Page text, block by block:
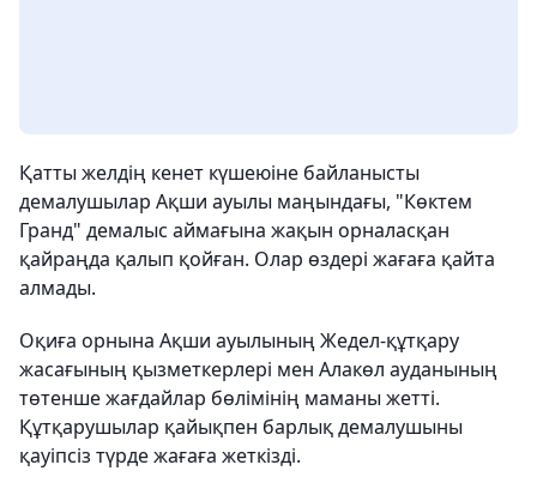
Қатты желдің кенет күшеюіне байланысты
демалушылар Ақши ауылы маңындағы, "Көктем
Гранд" демалыс аймағына жақын орналасқан
қайраңда қалып қойған. Олар өздері жағаға қайта
алмады.
Оқиға орнына Ақши ауылының Жедел-құтқару
жасағының қызметкерлері мен Алакөл ауданының
төтенше жағдайлар бөлімінің маманы жетті.
Құтқарушылар қайықпен барлық демалушыны
қауіпсіз түрде жағаға жеткізді.